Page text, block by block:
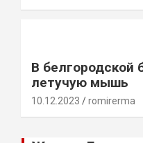
В белгородской
летучую мышь
10.12.2023 romirerma